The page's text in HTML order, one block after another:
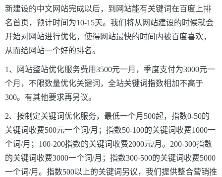
新建设的中文网站完成以后，到网站能有关键词在百度上排
名首页，预计时间为10-15天。我们将从网站建设的时候就会
开始对网站进行优化，使得网站最快的时间内被百度喜欢，
从而给网站一个好的排名。
1、网站整站优化服务费用3500元一月，季度支付为3000元一
个月，不限数量优化关键词，全站关键词指数相加不高于
300。有其他要求再另议。
2、按制定关键词优化服务，最低一个月500起，指数0-50的
关键词收费500元一个词/月；指数50-100的关键词收费1000一
个词/月；100-200指数的关键词收费2000元/月。200-300指数
的关键词收费3000一个词/月；指数300-500的关键词收费5000
一个词/月。指数500以上的关键词另议，我们提供整合营销推